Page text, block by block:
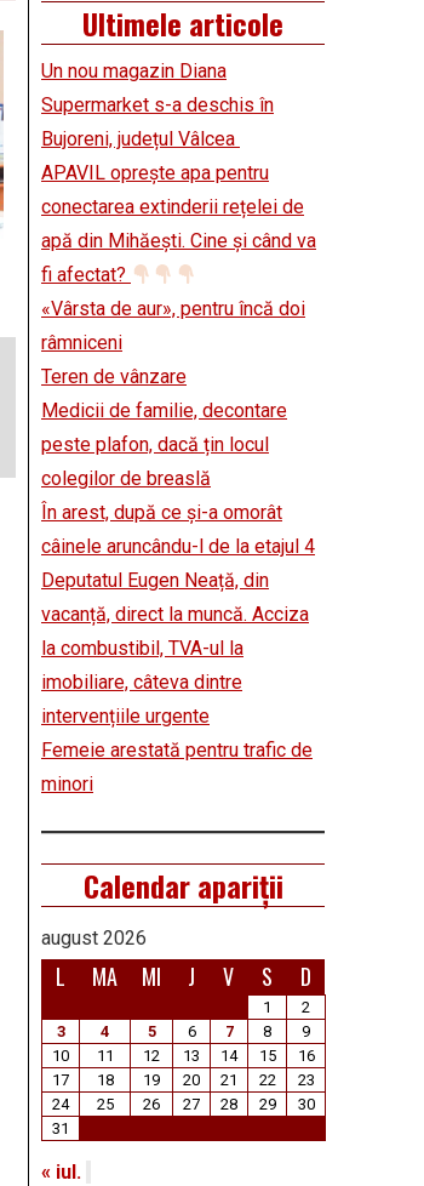
Ultimele articole
Un nou magazin Diana
Supermarket s-a deschis în
Bujoreni, județul Vâlcea
APAVIL oprește apa pentru
conectarea extinderii rețelei de
apă din Mihăești. Cine și când va
fi afectat?
«Vârsta de aur», pentru încă doi
râmniceni
Teren de vânzare
Medicii de familie, decontare
peste plafon, dacă țin locul
colegilor de breaslă
În arest, după ce și-a omorât
câinele aruncându-l de la etajul 4
Deputatul Eugen Neață, din
vacanță, direct la muncă. Acciza
la combustibil, TVA-ul la
imobiliare, câteva dintre
intervențiile urgente
Femeie arestată pentru trafic de
minori
Calendar apariții
august 2026
L MA MI J V S D
1
2
3
4 5 6 7 8
9
10
11 12 13 14 15
16
17
18 19 20 21 22
23
24
25 26 27 28 29
30
31
« iul.